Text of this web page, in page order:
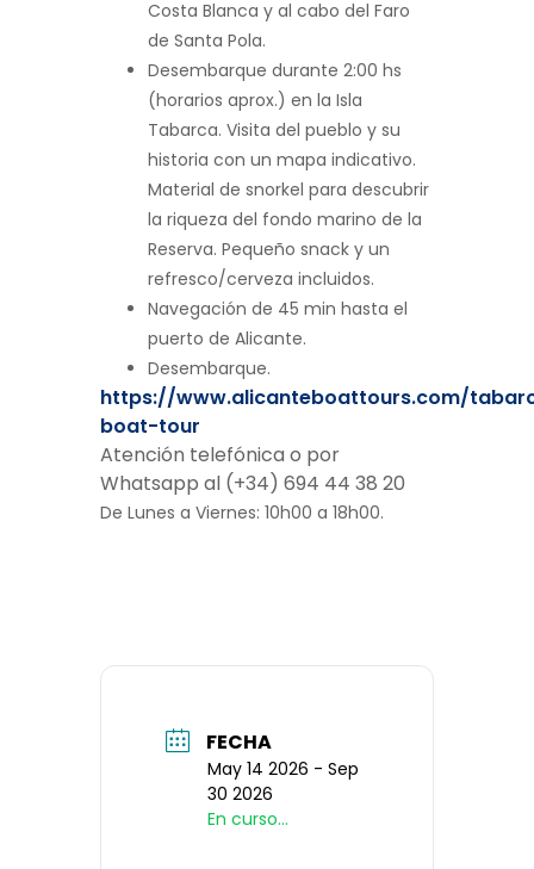
Costa Blanca y al cabo del Faro
de Santa Pola.
Desembarque durante 2:00 hs
(horarios aprox.) en la Isla
Tabarca. Visita del pueblo y su
historia con un mapa indicativo.
Material de snorkel para descubrir
la riqueza del fondo marino de la
Reserva. Pequeño snack y un
refresco/cerveza incluidos.
Navegación de 45 min hasta el
puerto de Alicante.
Desembarque.
https://www.alicanteboattours.com/
boat-tour
Atención telefónica o por
Whatsapp al (+34) 694 44 38 20
De Lunes a Viernes: 10h00 a 18h00.
FECHA
May 14 2026 - Sep
30 2026
En curso...